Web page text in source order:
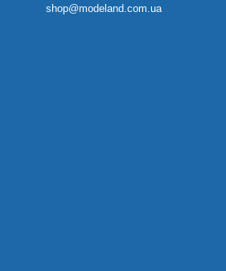
shop@modeland.com.ua